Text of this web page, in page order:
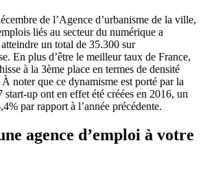
de l’Agence d’urbanisme de la ville,
liés au secteur du numérique a
un total de 35.300 sur
En plus d’être le meilleur taux de France,
à la 3ème place en termes de densité
noter que ce dynamisme est porté par la
start-up ont en effet été créées en 2016, un
par rapport à l’année précédente.
agence d’emploi à votre